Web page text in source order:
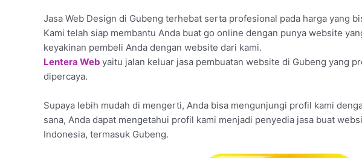
Jasa Web Design di Gubeng terhebat serta profesional pada harga yang
Kami telah siap membantu Anda buat go online dengan punya website
keyakinan pembeli Anda dengan website dari kami.
Lentera Web yaitu jalan keluar jasa pembuatan website di Gubeng yang
dipercaya.
Supaya lebih mudah di mengerti, Anda bisa mengunjungi profil kami
sana, Anda dapat mengetahui profil kami menjadi penyedia jasa buat
Indonesia, termasuk Gubeng.